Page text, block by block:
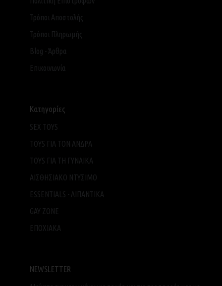
Τρόποι Αποστολής
Τρόποι Πληρωμής
Blog - Άρθρα
Επικοινωνία
Κατηγορίες
SEX TOYS
TOYS ΓΙΑ ΤΟΝ ΑΝΔΡΑ
TOYS ΓΙΑ ΤH ΓΥΝΑΙΚΑ
ΑΙΣΘΗΣΙΑΚΟ ΝΤΥΣΙΜΟ
ESSENTIALS - ΛΙΠΑΝΤΙΚΑ
GAY ZONE
ΕΠΟΧΙΑΚΑ
NEWSLETTER